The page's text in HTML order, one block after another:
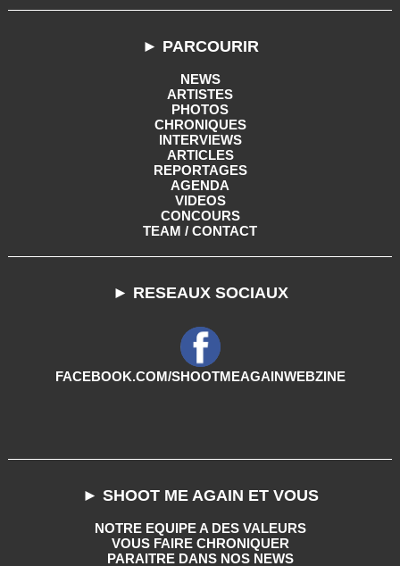
► PARCOURIR
NEWS
ARTISTES
PHOTOS
CHRONIQUES
INTERVIEWS
ARTICLES
REPORTAGES
AGENDA
VIDEOS
CONCOURS
TEAM / CONTACT
► RESEAUX SOCIAUX
FACEBOOK.COM/SHOOTMEAGAINWEBZINE
► SHOOT ME AGAIN ET VOUS
NOTRE EQUIPE A DES VALEURS
VOUS FAIRE CHRONIQUER
PARAITRE DANS NOS NEWS